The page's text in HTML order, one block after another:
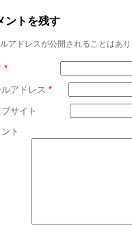
ントを残す
アドレスが公開されることはあり
*
ルアドレス *
サイト
ト